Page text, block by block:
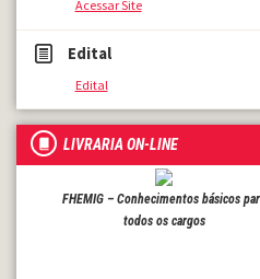
Acessar Site
Edital
Edital
LIVRARIA ON-LINE
FHEMIG – Conhecimentos básicos
todos os cargos